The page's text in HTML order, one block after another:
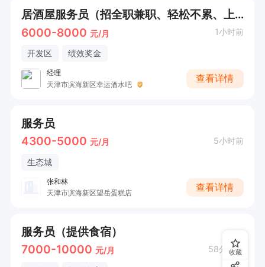
居酒屋服务员（招全职兼职、轻松不累、上手快）
6000-8000 元/月 1小时前
开发区 绩效奖金
经理
天津市滨海新区幸运酒水吧
查看详情
服务员
4300-5000 元/月 5小时前
生态城
张和林
天津市滨海新区望岳蛋糕店
查看详情
服务员（提供食宿）
7000-10000 元/月 58分钟前
收藏